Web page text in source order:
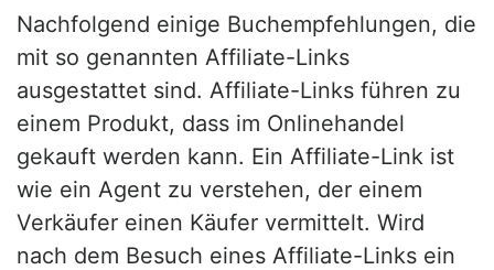
Nachfolgend einige Buchempfehlungen, die
mit so genannten Affiliate-Links
ausgestattet sind. Affiliate-Links führen zu
einem Produkt, dass im Onlinehandel
gekauft werden kann. Ein Affiliate-Link ist
wie ein Agent zu verstehen, der einem
Verkäufer einen Käufer vermittelt. Wird
nach dem Besuch eines Affiliate-Links ein